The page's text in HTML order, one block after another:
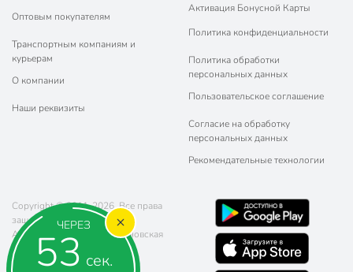
ЧЕРЕЗ
52 сек.
Оптовым покупателям
Транспортным компаниям и
курьерам
О компании
Наши реквизиты
Активация Бонусной Карты
Политика конфиденциальности
Политика обработки
персональных данных
Пользовательское соглашение
Согласие на обработку
персональных данных
Рекомендательные технологии
Copyright © 2011-2026. Все права
защищены.
Адрес: г. Москва, ул. Чертановская
20 (метро Южная)
Телефон:8 (800) 770-77-06